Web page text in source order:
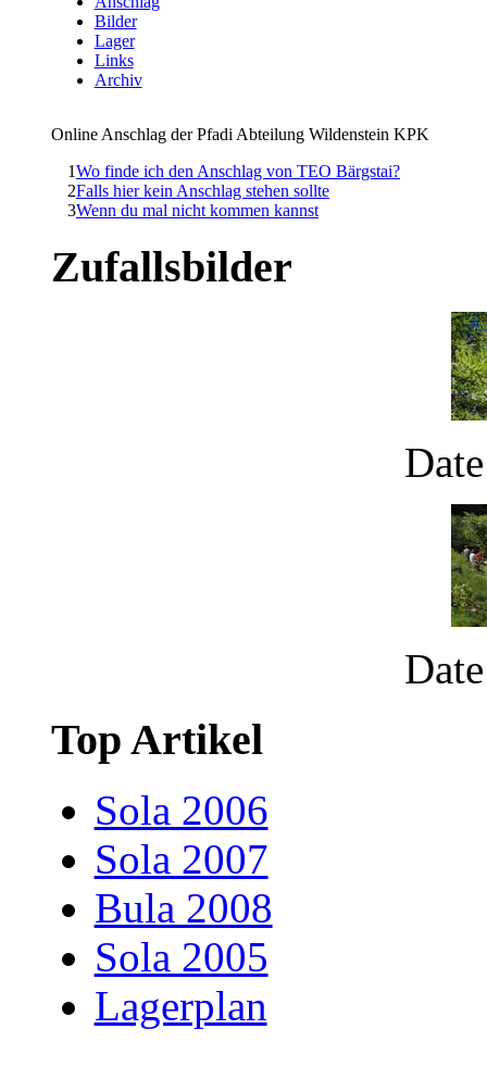
Bilder
Lager
Links
Archiv
Online Anschlag der Pfadi Abteilung Wildenstein KPK
1Wo finde ich den Anschlag von TEO Bärgstai?
2Falls hier kein Anschlag stehen sollte
3Wenn du mal nicht kommen kannst
Zufallsbilder
Top Artikel
Sola 2006
Sola 2007
Bula 2008
Sola 2005
Lagerplan